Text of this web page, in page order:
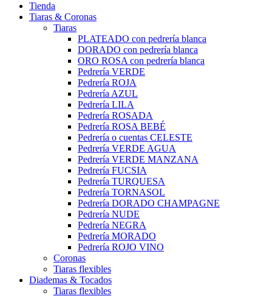
Tienda
Tiaras & Coronas
Tiaras
PLATEADO con pedrería blanca
DORADO con pedrería blanca
ORO ROSA con pedrería blanca
Pedrería VERDE
Pedrería ROJA
Pedrería AZUL
Pedrería LILA
Pedrería ROSADA
Pedrería ROSA BEBÉ
Pedrería o cuentas CELESTE
Pedrería VERDE AGUA
Pedrería VERDE MANZANA
Pedrería FUCSIA
Pedrería TURQUESA
Pedrería TORNASOL
Pedrería DORADO CHAMPAGNE
Pedrería NUDE
Pedrería NEGRA
Pedrería MORADO
Pedrería ROJO VINO
Coronas
Tiaras flexibles
Diademas & Tocados
Tiaras flexibles